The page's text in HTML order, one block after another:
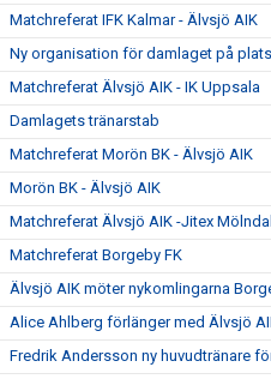
Matchreferat IFK Kalmar - Älvsjö AIK
Ny organisation för damlaget på
Matchreferat Älvsjö AIK - IK Uppsala
Damlagets tränarstab
Matchreferat Morön BK - Älvsjö AIK
Morön BK - Älvsjö AIK
Matchreferat Älvsjö AIK -Jitex
Matchreferat Borgeby FK
Älvsjö AIK möter nykomlingarna
Alice Ahlberg förlänger med Älvsjö
Fredrik Andersson ny huvudtränare